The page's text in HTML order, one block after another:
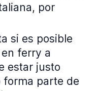
por
si es posible
ferry a
estar justo
forma parte de